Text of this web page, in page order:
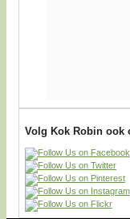
Volg Kok Robin ook